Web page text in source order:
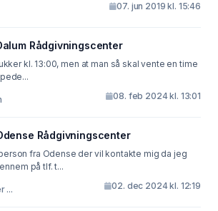
07. jun 2019 kl. 15:46
Rådgivningscenter
kl. 13:00, men at man så skal vente en time
08. feb 2024 kl. 13:01
Rådgivningscenter
fra Odense der vil kontakte mig da jeg
på tlf. t...
... 02. dec 2024 kl. 12:19